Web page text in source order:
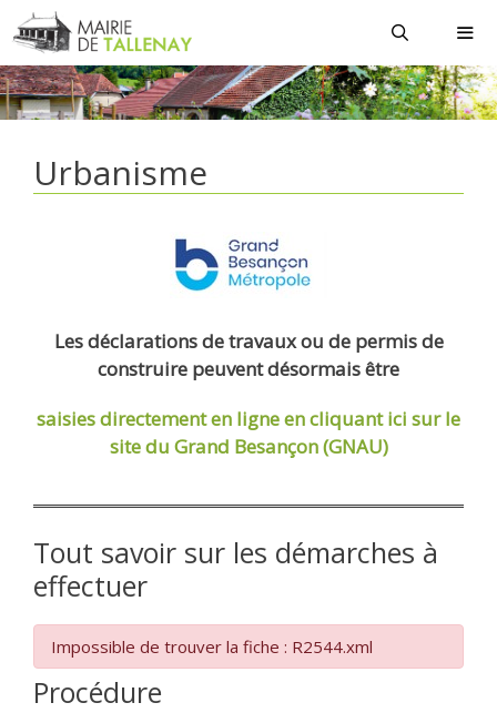
Aller
au
contenu
Urbanisme
Les déclarations de travaux ou de permis de
construire peuvent désormais être
saisies directement en ligneen cliquant ici sur le
site du Grand Besançon (GNAU)
Tout savoir sur les démarches à
effectuer
Impossible de trouver la fiche : R2544.xml
Procédure